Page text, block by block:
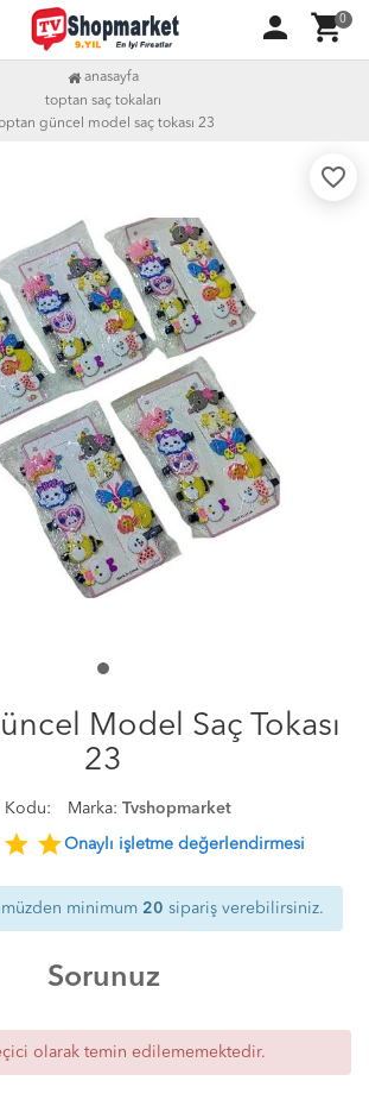
person shopping_cart0
anasayfa
toptan saç tokaları
güncel model saç tokası 23
favorite_border
Model Saç Tokası
23
Kodu: Marka: Tvshopmarket
star starOnaylı işletme değerlendirmesi
minimum 20 sipariş verebilirsiniz.
Sorunuz
olarak temin edilememektedir.